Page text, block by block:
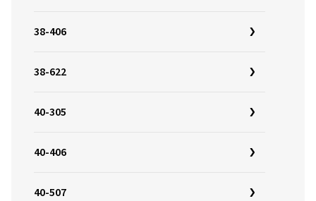
38-406
38-622
40-305
40-406
40-507